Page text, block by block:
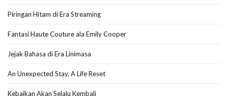
Piringan Hitam di Era Streaming
Fantasi Haute Couture ala Emily Cooper
Jejak Bahasa di Era Linimasa
An Unexpected Stay, A Life Reset
Kebaikan Akan Selalu Kembali